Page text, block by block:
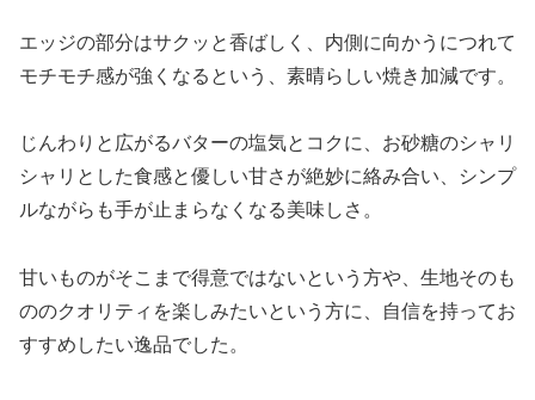
エッジの部分はサクッと香ばしく、内側に向かうにつれて
モチモチ感が強くなるという、素晴らしい焼き加減です。
じんわりと広がるバターの塩気とコクに、お砂糖のシャリ
シャリとした食感と優しい甘さが絶妙に絡み合い、シンプ
ルながらも手が止まらなくなる美味しさ。
甘いものがそこまで得意ではないという方や、生地そのも
ののクオリティを楽しみたいという方に、自信を持ってお
すすめしたい逸品でした。